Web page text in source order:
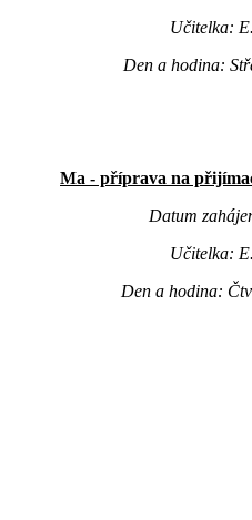
Učitelka:
Den a hodina:
Ma - příprava na
Datum
Učitelka:
Den a hodina: